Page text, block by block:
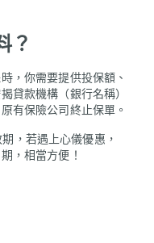
？
，你需要提供投保額、
貸款機構（銀行名稱）
有保險公司終止保單。
，若遇上心儀優惠，
，相當方便！